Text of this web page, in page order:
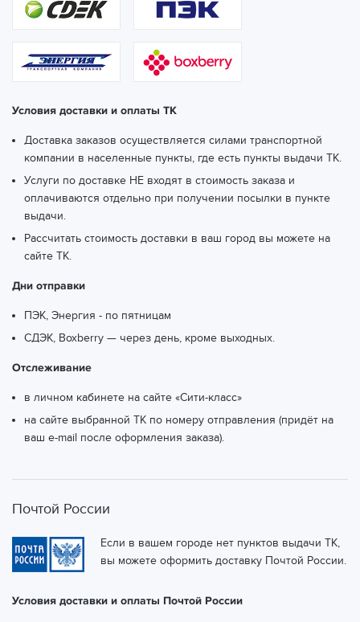
Условия доставки и оплаты ТК
Доставка заказов осуществляется силами транспортной
компании в населенные пункты, где есть пункты выдачи ТК.
Услуги по доставке НЕ входят в стоимость заказа и
оплачиваются отдельно при получении посылки в пункте
выдачи.
Рассчитать стоимость доставки в ваш город вы можете на
сайте ТК.
Дни отправки
ПЭК, Энергия - по пятницам
СДЭК, Boxberry — через день, кроме выходных.
Отслеживание
в личном кабинете на сайте «Сити-класс»
на сайте выбранной ТК по номеру отправления (придёт на
ваш e-mail после оформления заказа).
Почтой России
Если в вашем городе нет пунктов выдачи ТК,
вы можете оформить доставку Почтой России.
Условия доставки и оплаты Почтой России